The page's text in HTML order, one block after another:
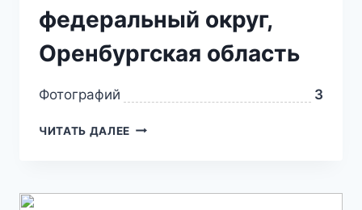
федеральный округ,
Оренбургская область
Фотографий 3
ЧИТАТЬ ДАЛЕЕ